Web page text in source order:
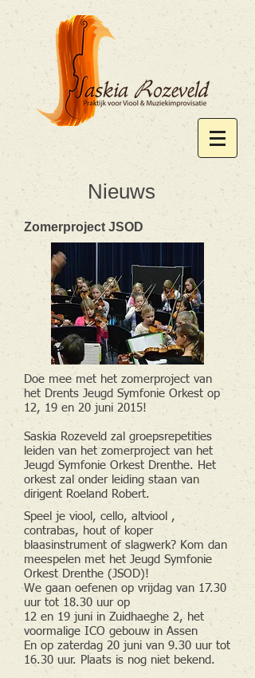
Nieuws
Zomerproject JSOD
Doe mee met het zomerproject van
het Drents Jeugd Symfonie Orkest op
12, 19 en 20 juni 2015!
Saskia Rozeveld zal groepsrepetities
leiden van het zomerproject van het
Jeugd Symfonie Orkest Drenthe. Het
orkest zal onder leiding staan van
dirigent Roeland Robert.
Speel je viool, cello, altviool ,
contrabas, hout of koper
blaasinstrument of slagwerk? Kom dan
meespelen met het Jeugd Symfonie
Orkest Drenthe (JSOD)!
We gaan oefenen op vrijdag van 17.30
uur tot 18.30 uur op
12 en 19 juni in Zuidhaeghe 2, het
voormalige ICO gebouw in Assen
En op zaterdag 20 juni van 9.30 uur tot
16.30 uur. Plaats is nog niet bekend.